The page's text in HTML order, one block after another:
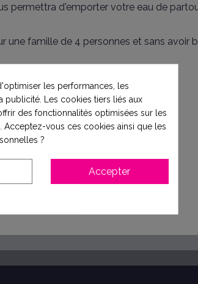
permettra d'emporter votre eau de
une famille de 4 personnes et sans avoir
fois mois chère qu'en bouteille.
les performances, les
publicité. Les cookies tiers liés aux
des fonctionnalités optimisées sur les
Acceptez-vous ces cookies ainsi que les
?
Accepter